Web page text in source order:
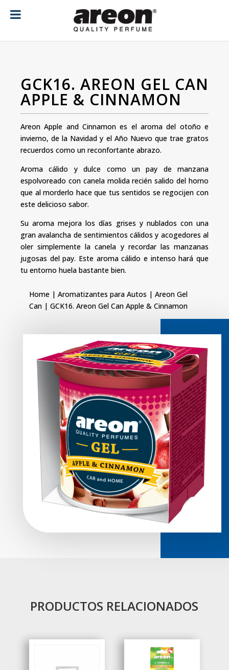
GCK16. AREON GEL CAN
APPLE & CINNAMON
Areon Apple and Cinnamon es el aroma del otoño e
invierno, de la Navidad y el Año Nuevo que trae gratos
recuerdos como un reconfortante abrazo.
Aroma cálido y dulce como un pay de manzana
espolvoreado con canela molida recién salido del horno
que al morderlo hace que tus sentidos se regocijen con
este delicioso sabor.
Su aroma mejora los días grises y nublados con una
gran avalancha de sentimientos cálidos y acogedores al
oler simplemente la canela y recordar las manzanas
jugosas del pay. Este aroma cálido e intenso hará que
tu entorno huela bastante bien.
Home | Aromatizantes para Autos | Areon Gel
Can | GCK16. Areon Gel Can Apple & Cinnamon
PRODUCTOS RELACIONADOS